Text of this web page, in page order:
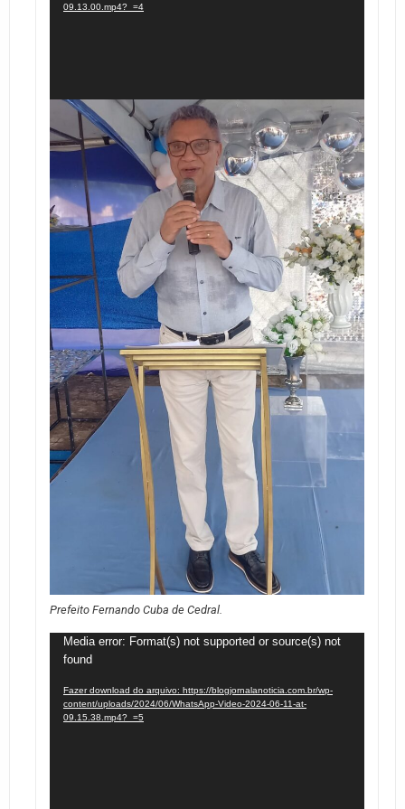
09.13.00.mp4?_=4
Prefeito Fernando Cuba de Cedral.
Tocador
de
vídeo
Media error: Format(s) not supported or source(s) not
found
Fazer download do arquivo: https://blogjornalanoticia.com.br/wp-
content/uploads/2024/06/WhatsApp-Video-2024-06-11-at-
09.15.38.mp4?_=5